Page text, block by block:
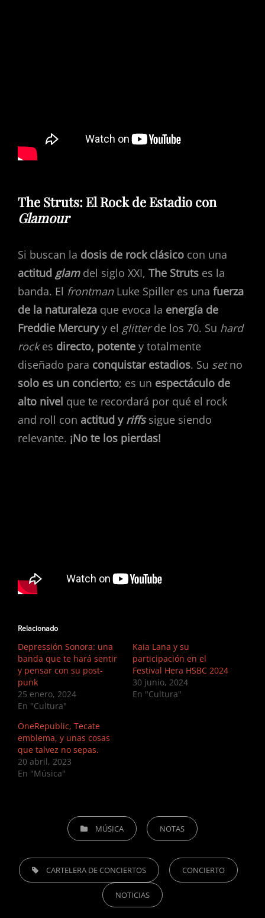
The Struts: El Rock de Estadio con
Glamour
Si buscan la dosis de rock clásico con una
actitud glamdel siglo XXI, The Struts es la
banda. El frontmanLuke Spiller es una fuerza
de la naturaleza que evoca la energía de
Freddie Mercuryy el glitterde los 70. Su hard
rockes directo, potente y totalmente
diseñado para conquistar estadios. Su setno
solo es un concierto; es un espectáculo de
alto nivel que te recordará por qué el rock
and roll con actitud y riffssigue siendo
relevante. ¡No te los pierdas!
Relacionado
Depressión Sonora: una
banda que te hará sentir
y pensar con su post-
punk
25 enero, 2024
En "Cultura"
Kaia Lana y su
participación en el
Festival Hera HSBC 2024
30 junio, 2024
En "Cultura"
OneRepublic, Tecate
emblema, y unas cosas
que talvez no sepas.
20 abril, 2023
En "Música"
CATEGORIESMÚSICA NOTAS
TAGS, CARTELERA DE CONCIERTOS CONCIERTO
NOTICIAS